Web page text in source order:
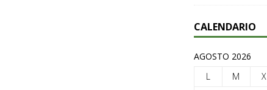
CALENDARIO
AGOSTO 2026
L
M X